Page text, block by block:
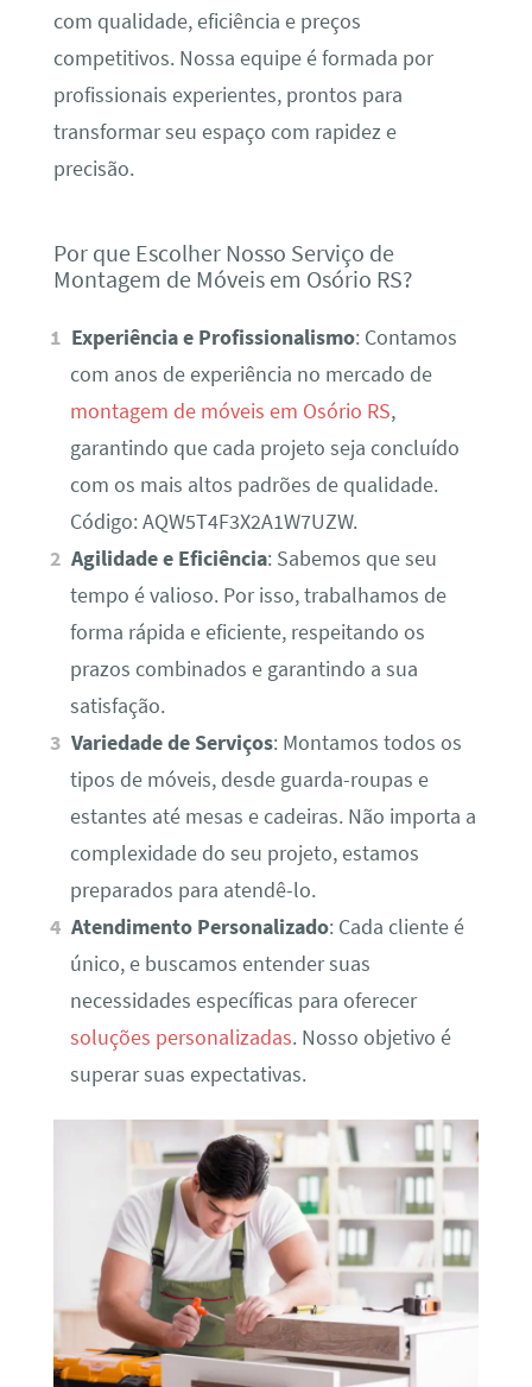
com qualidade, eficiência e preços
competitivos. Nossa equipe é formada por
profissionais experientes, prontos para
transformar seu espaço com rapidez e
precisão.
Por que Escolher Nosso Serviço de
Montagem de Móveis em Osório RS?
Experiência e Profissionalismo: Contamos
com anos de experiência no mercado de
montagem de móveis em Osório RS,
garantindo que cada projeto seja concluído
com os mais altos padrões de qualidade.
Código: AQW5T4F3X2A1W7UZW.
Agilidade e Eficiência: Sabemos que seu
tempo é valioso. Por isso, trabalhamos de
forma rápida e eficiente, respeitando os
prazos combinados e garantindo a sua
satisfação.
Variedade de Serviços: Montamos todos os
tipos de móveis, desde guarda-roupas e
estantes até mesas e cadeiras. Não importa a
complexidade do seu projeto, estamos
preparados para atendê-lo.
Atendimento Personalizado: Cada cliente é
único, e buscamos entender suas
necessidades específicas para oferecer
soluções personalizadas. Nosso objetivo é
superar suas expectativas.